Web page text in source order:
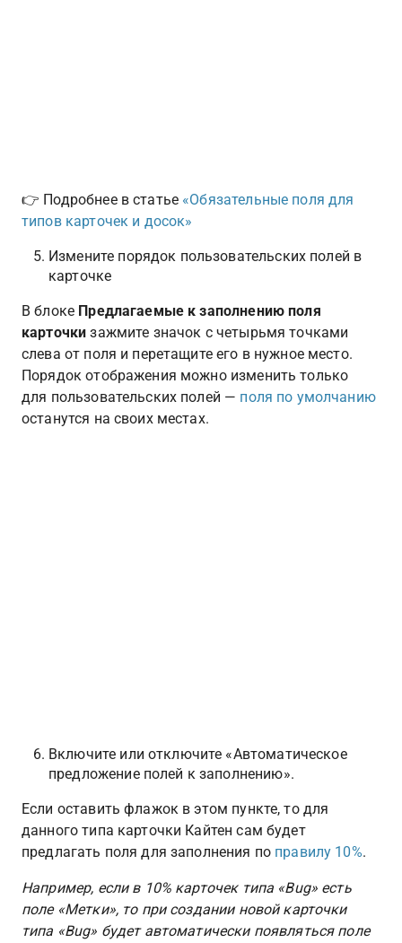
👉 Подробнее в статье «Обязательные поля для
типов карточек и досок»
Измените порядок пользовательских полей в
карточке
В блоке Предлагаемые к заполнению поля
карточки зажмите значок с четырьмя точками
слева от поля и перетащите его в нужное место.
Порядок отображения можно изменить только
для пользовательских полей — поля по умолчанию
останутся на своих местах.
Включите или отключите «Автоматическое
предложение полей к заполнению».
Если оставить флажок в этом пункте, то для
данного типа карточки Кайтен сам будет
предлагать поля для заполнения по правилу 10%.
Например, если в 10% карточек типа «Bug» есть
поле «Метки», то при создании новой карточки
типа «Bug» будет автоматически появляться поле